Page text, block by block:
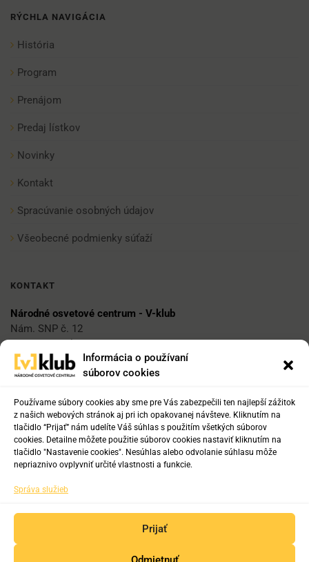
Informácia o používaní
súborov cookies
Používame súbory cookies aby sme pre Vás zabezpečili ten najlepší zážitok
z našich webových stránok aj pri ich opakovanej návšteve. Kliknutím na
tlačidlo “Prijať” nám udelíte Váš súhlas s použitím všetkých súborov
cookies. Detailne môžete použitie súborov cookies nastaviť kliknutím na
tlačidlo "Nastavenie cookies". Nesúhlas alebo odvolanie súhlasu môže
nepriaznivo ovplyvniť určité vlastnosti a funkcie.
Správa služieb
Prijať
RÝCHLA NAVIGÁCIA
História
Program
Prenájom
Predaj lístkov
Novinky
Kontakt
Spracúvanie osobných údajov
Všeobecné podmienky súťaží
KONTAKT
Národné osvetové centrum - V-klub
Nám. SNP č. 12
812 34 Bratislava 1
vklub@nocka.sk
Tel:
+421 2 204 71 217
+421 918 817 141